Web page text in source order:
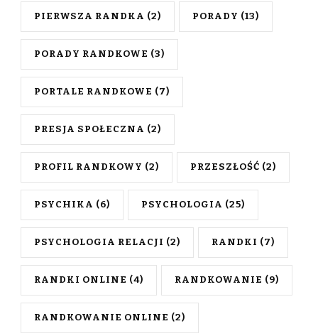
PIERWSZA RANDKA (2) PORADY (13)
PORADY RANDKOWE (3)
PORTALE RANDKOWE (7)
PRESJA SPOŁECZNA (2)
PROFIL RANDKOWY (2) PRZESZŁOŚĆ (2)
PSYCHIKA (6) PSYCHOLOGIA (25)
PSYCHOLOGIA RELACJI (2) RANDKI (7)
RANDKI ONLINE (4) RANDKOWANIE (9)
RANDKOWANIE ONLINE (2)